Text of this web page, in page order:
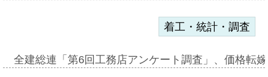
着工・統計・調査
全建総連「第6回工務店アンケート調査」、価格転